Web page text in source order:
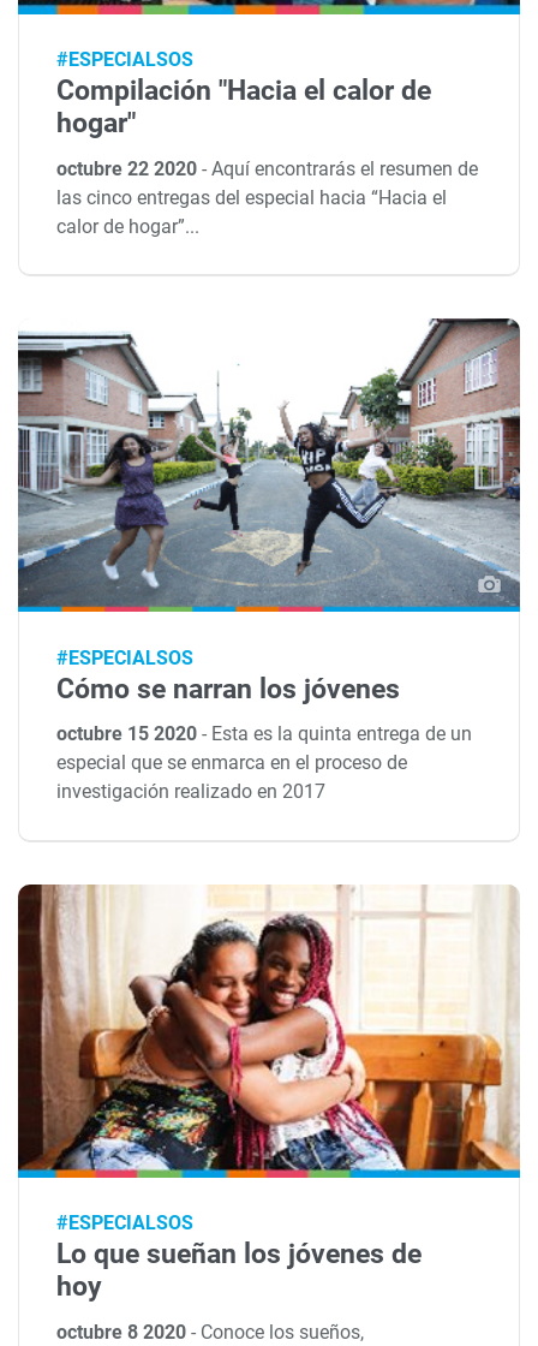
#ESPECIALSOS
Compilación "Hacia el calor de
hogar"
octubre 22 2020-Aquí encontrarás el resumen de
las cinco entregas del especial hacia “Hacia el
calor de hogar”...
#ESPECIALSOS
Cómo se narran los jóvenes
octubre 15 2020- Esta es la quinta entrega de un
especial que se enmarca en el proceso de
investigación realizado en 2017
#ESPECIALSOS
Lo que sueñan los jóvenes de
hoy
octubre 8 2020- Conoce los sueños,